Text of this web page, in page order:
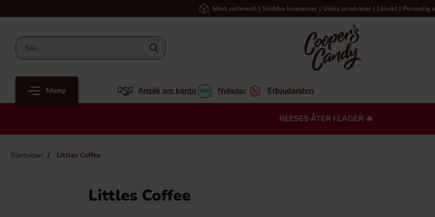
Stort sortiment | Snabba leveranser | Unika produkter | Lösvikt | Personlig
Meny Ansök om konto Nyheter Erbjudanden
REESES ÅTER I LAGER 🔥
Startsidan Littles Coffee
Littles Coffee